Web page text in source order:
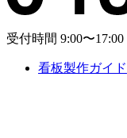
受付時間 9:00〜17:00
看板製作ガイド